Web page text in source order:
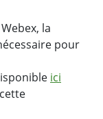
la
pour
ici